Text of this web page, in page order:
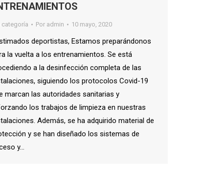
categoría Por admin 10 mayo, 2020
deportistas, Estamos preparándonos
la vuelta a los entrenamientos. Se está
a la desinfección completa de las
siguiendo los protocolos Covid-19
marcan las autoridades sanitarias y
los trabajos de limpieza en nuestras
Además, se ha adquirido material de
y se han diseñado los sistemas de
y…